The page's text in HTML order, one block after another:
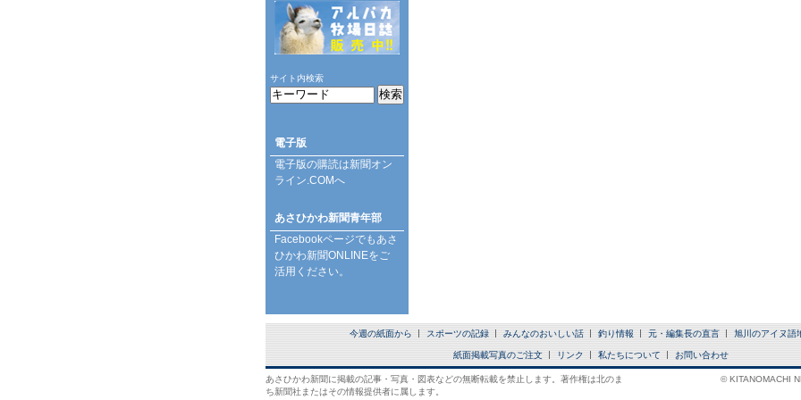
サイト内検索
電子版
電子版の購読は新聞オン
ライン.COMへ
あさひかわ新聞青年部
Facebookページでもあさ
ひかわ新聞ONLINEをご
活用ください。
今週の紙面から スポーツの記録 みんなのおいしい話 釣り情報 元・編集長の直言 旭川のアイヌ語
紙面掲載写真のご注文 リンク 私たちについて お問い合わせ
あさひかわ新聞に掲載の記事・写真・図表などの無断転載を禁止します。著作権は北のま
ち新聞社またはその情報提供者に属します。
© KITANOMACHI